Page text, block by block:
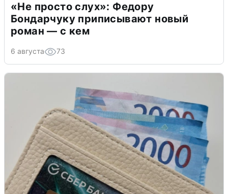
«Не просто слух»: Федору
Бондарчуку приписывают новый
роман — с кем
6 августа 73